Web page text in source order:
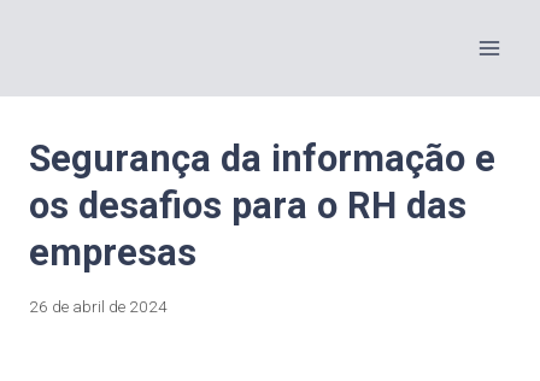
Segurança da informação e
os desafios para o RH das
empresas
26 de abril de 2024